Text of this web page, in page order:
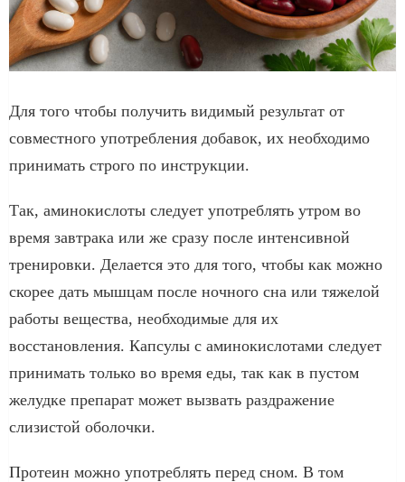
Для того чтобы получить видимый результат от
совместного употребления добавок, их необходимо
принимать строго по инструкции.
Так, аминокислоты следует употреблять утром во
время завтрака или же сразу после интенсивной
тренировки. Делается это для того, чтобы как можно
скорее дать мышцам после ночного сна или тяжелой
работы вещества, необходимые для их
восстановления. Капсулы с аминокислотами следует
принимать только во время еды, так как в пустом
желудке препарат может вызвать раздражение
слизистой оболочки.
Протеин можно употреблять перед сном. В том